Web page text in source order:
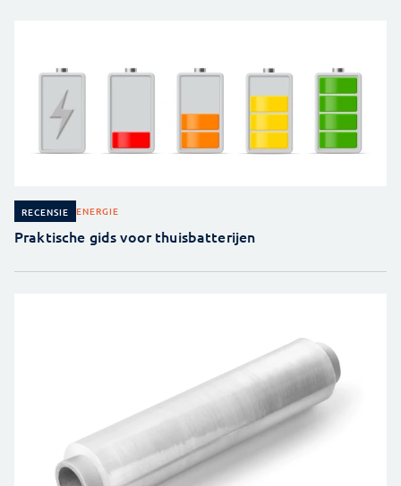
RECENSIE ENERGIE
Praktische gids voor thuisbatterijen